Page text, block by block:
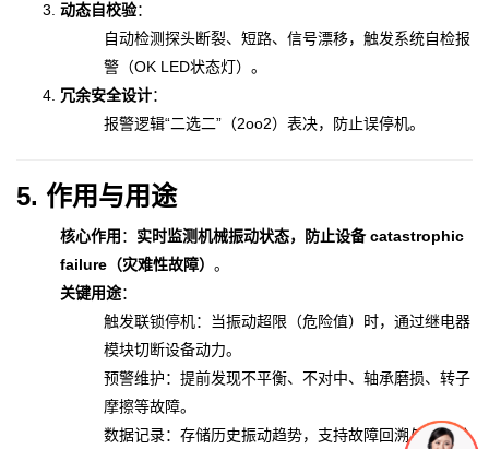
动态自校验：
自动检测探头断裂、短路、信号漂移，触发系统自检报
警（OK LED状态灯）。
冗余安全设计：
报警逻辑“二选二”（2oo2）表决，防止误停机。
5. 作用与用途
核心作用 ： 实时监测机械振动状态，防止设备 catastrophic
failure（灾难性故障） 。
关键用途：
触发联锁停机：当振动超限（危险值）时，通过继电器
模块切断设备动力。
预警维护：提前发现不平衡、不对中、轴承磨损、转子
摩擦等故障。
数据记录：存储历史振动趋势，支持故障回溯与根源分